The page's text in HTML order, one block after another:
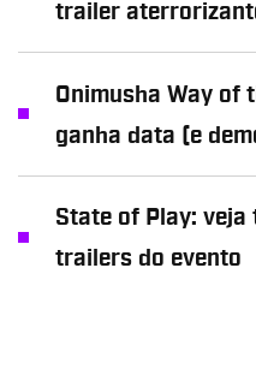
trailer
Onimusha Way of
ganha data (e
State of Play: veja
trailers do evento